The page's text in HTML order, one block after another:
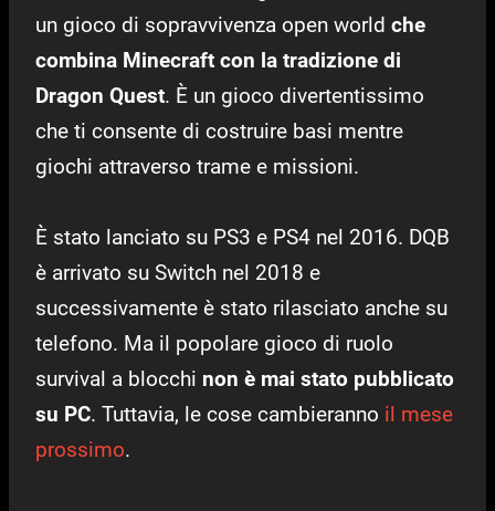
un gioco di sopravvivenza open world che
combina Minecraft con la tradizione di
Dragon Quest. È un gioco divertentissimo
che ti consente di costruire basi mentre
giochi attraverso trame e missioni.
È stato lanciato su PS3 e PS4 nel 2016. DQB
è arrivato su Switch nel 2018 e
successivamente è stato rilasciato anche su
telefono. Ma il popolare gioco di ruolo
survival a blocchi non è mai stato pubblicato
su PC. Tuttavia, le cose cambieranno il mese
prossimo.